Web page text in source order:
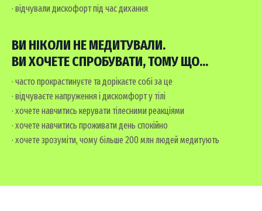
· відчували дискофорт під час дихання
ВИ НІКОЛИ НЕ МЕДИТУВАЛИ.
ВИ ХОЧЕТЕ СПРОБУВАТИ, ТОМУ ЩО...
· часто прокрастинуєте та дорікаєте собі за це
· відчуваєте напруження і дискомфорт у тілі
· хочете навчитись керувати тілесними реакціями
· хочете навчитись проживати день спокійно
· хочете зрозуміти, чому більше 200 млн людей медитують